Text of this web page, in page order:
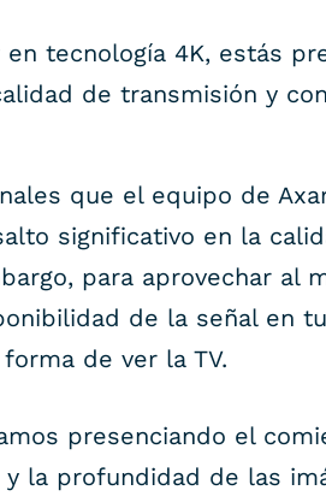
en tecnología 4K, estás
de transmisión y
que el equipo de
significativo en la
para aprovechar al
de la señal en
de ver la TV.
presenciando el
la profundidad de las